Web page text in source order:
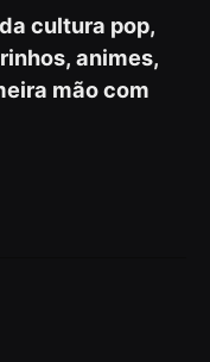
cultura pop,
animes,
mão com